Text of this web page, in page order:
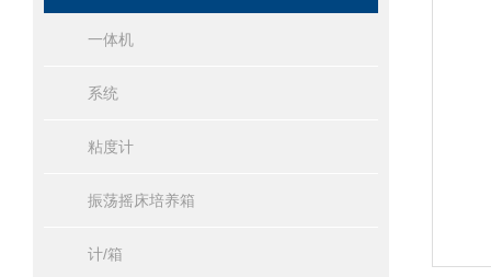
一体机
系统
粘度计
振荡摇床培养箱
计/箱